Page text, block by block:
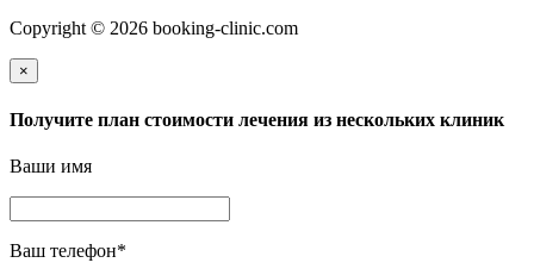
Copyright © 2026 booking-clinic.com
×
Получите план стоимости лечения из нескольких клиник
Ваши имя
Ваш телефон*